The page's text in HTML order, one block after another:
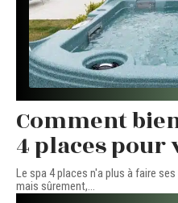
Comment
4 places
Le spa 4 places n'a plus à faire
mais sûrement,…